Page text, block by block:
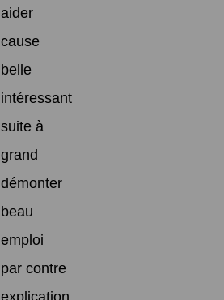
aider
cause
belle
intéressant
suite à
grand
démonter
beau
emploi
par contre
explication